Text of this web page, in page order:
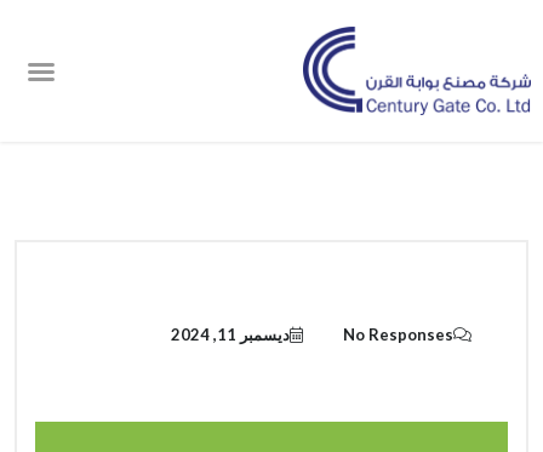
No Responses ديسمبر 11, 2024